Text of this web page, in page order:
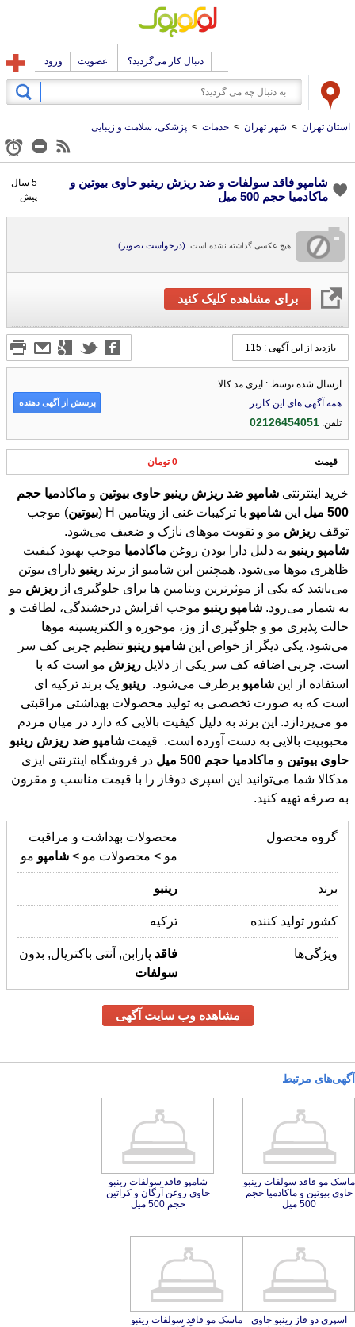
دنبال کار می‌گردید؟ عضویت ورود
استان تهران > شهر تهران > خدمات > پزشکی، سلامت و زیبایی
شامپو فاقد سولفات و ضد ریزش رینبو حاوی بیوتین و
ماکادمیا حجم 500 میل
5 سال
پیش
هیچ عکسی گذاشته نشده است. (درخواست تصویر)
برای مشاهده کلیک کنید
بازدید از این آگهی : 115
ارسال شده توسط : ایزی مد کالا
همه آگهی های این کاربر
تلفن:02126454051
پرسش از آگهی دهنده
قیمت 0 تومان
خرید اینترنتی شامپو ضد ریزش رینبو حاوی بیوتین و ماکادمیا حجم
500 میل این شامپو با ترکیبات غنی از ویتامین H ( بیوتین) موجب
توقف ریزش مو و تقویت موهای نازک و ضعیف می‌شود.
شامپو رینبو به دلیل دارا بودن روغن ماکادمیا موجب بهبود کیفیت
ظاهری موها می‌شود. همچنین این شامبو از برند رینبو دارای بیوتن
می‌باشد که یکی از موثرترین ویتامین ها برای جلوگیری از ریزش مو
به شمار می‌رود. شامپو رینبو موجب افزایش درخشندگی، لطافت و
حالت پذیری مو و جلوگیری از وز، موخوره و الکتریسیته موها
می‌شود. یکی دیگر از خواص این شامپو رینبو تنظیم چربی کف سر
است. چربی اضافه کف سر یکی از دلایل ریزش مو است که با
استفاده از این شامپو برطرف می‌شود. رینبو یک برند ترکیه ای
است که به صورت تخصصی به تولید محصولات بهداشتی مراقبتی
مو می‌پردازد. این برند به دلیل کیفیت بالایی که دارد در میان مردم
محبوبیت بالایی به دست آورده است. قیمت شامپو ضد ریزش رینبو
حاوی بیوتین و ماکادمیا حجم 500 میل در فروشگاه اینترنتی ایزی
مدکالا شما می‌توانید این اسپری دوفاز را با قیمت مناسب و مقرون
به صرفه تهیه کنید.
گروه محصول
محصولات بهداشت و مراقبت
مو > محصولات مو > شامپو مو
برند رینبو
کشور تولید کننده ترکیه
ویژگی‌ها فاقد پارابن, آنتی باکتریال, بدون
سولفات
مشاهده وب سایت آگهی
آگهی‌های مرتبط
ماسک مو فاقد سولفات رینبو
حاوی بیوتین و ماکادمیا حجم
500 میل
شامپو فاقد سولفات رینبو
حاوی روغن آرگان و کراتین
حجم 500 میل
اسپری دو فاز رینبو حاوی
بیوتن و روغن ماکادمیا حجم
ماسک مو فاقد سولفات رینبو
حاوی روغن آرگان و کراتین